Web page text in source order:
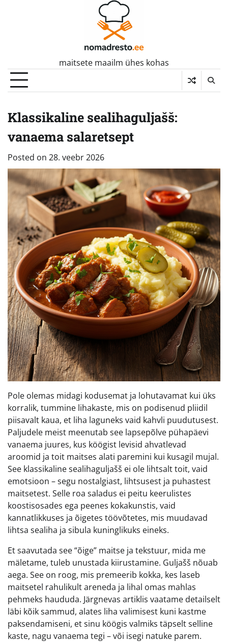
maitsete maailm ühes kohas
Klassikaline sealihaguljašš:
vanaema salaretsept
Posted on 28. veebr 2026
Pole olemas midagi kodusemat ja lohutavamat kui üks
korralik, tummine lihakaste, mis on podisenud pliidil
piisavalt kaua, et liha laguneks vaid kahvli puudutusest.
Paljudele meist meenutab see lapsepõlve pühapäevi
vanaema juures, kus köögist levisid ahvatlevad
aroomid ja toit maitses alati paremini kui kusagil mujal.
See klassikaline sealihaguljašš ei ole lihtsalt toit, vaid
emotsioon – segu nostalgiast, lihtsusest ja puhastest
maitsetest. Selle roa saladus ei peitu keerulistes
koostisosades ega peenes kokakunstis, vaid
kannatlikkuses ja õigetes töövõtetes, mis muudavad
lihtsa sealiha ja sibula kuninglikuks eineks.
Et saavutada see “õige” maitse ja tekstuur, mida me
mäletame, tuleb unustada kiirustamine. Guljašš nõuab
aega. See on roog, mis premeerib kokka, kes laseb
maitsetel rahulikult areneda ja lihal omas mahlas
pehmeks haududa. Järgnevas artiklis vaatame detailselt
läbi kõik sammud, alates liha valimisest kuni kastme
paksendamiseni, et sinu köögis valmiks täpselt selline
kaste, nagu vanaema tegi – või isegi natuke parem.